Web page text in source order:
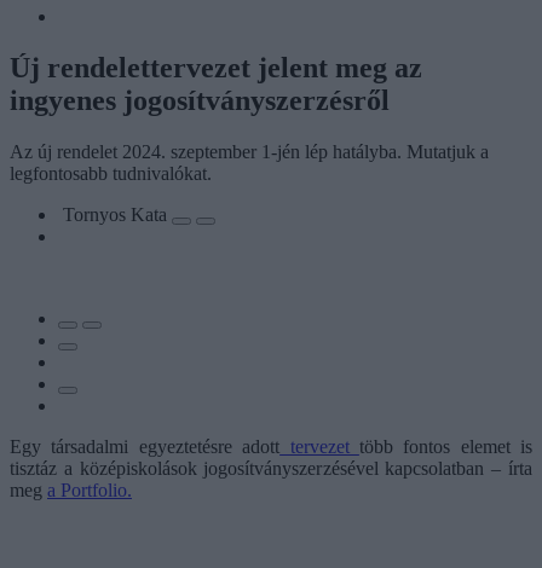
Új rendelettervezet jelent meg az
ingyenes jogosítványszerzésről
Az új rendelet 2024. szeptember 1-jén lép hatályba. Mutatjuk a
legfontosabb tudnivalókat.
Tornyos Kata
Egy társadalmi egyeztetésre adott tervezet több fontos elemet is
tisztáz a középiskolások jogosítványszerzésével kapcsolatban – írta
meg a Portfolio.